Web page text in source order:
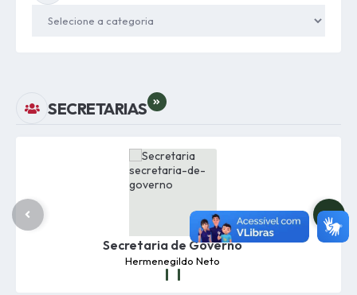
SECRETARIAS VER MAIS
Secretaria de Governo
Hermenegildo Neto